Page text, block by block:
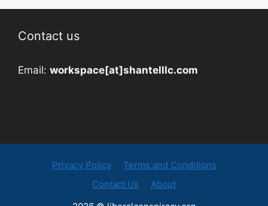
Contact us
Email: workspace[at]shantelllc.com
Privacy Policy
Terms and Conditions
Contact Us
About